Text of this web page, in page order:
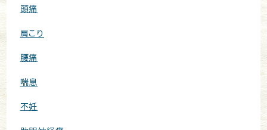
頭痛
肩こり
腰痛
喘息
不妊